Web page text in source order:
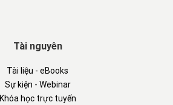
Tài nguyên
Tài liệu - eBooks
Sự kiện - Webinar
Khóa học trực tuyến